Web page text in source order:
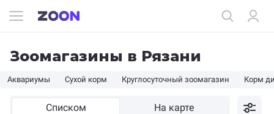
Зоомагазины в Рязани
Аквариумы Сухой корм Круглосуточный зоомагазин Корм
Списком На карте